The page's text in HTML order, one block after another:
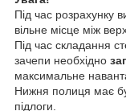
Під час розрахунку
вільне місце між
Під час складання
зачепи необхідно
максимальне
Нижня полиця має
підлоги.